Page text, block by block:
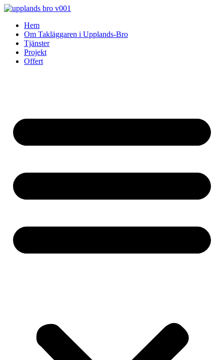
Skip
contentHem
Om Takläggaren i Upplands-Bro
Tjänster
Projekt
Offert